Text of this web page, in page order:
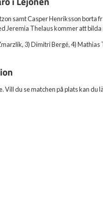
samt Casper Henriksson borta
Jeremia Thelaus kommer att
3) Dimitri Bergé, 4)
Vill du se matchen på plats kan